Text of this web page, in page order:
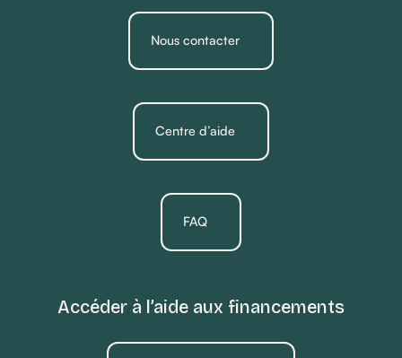
Nous contacter
Centre d’aide
FAQ
Accéder à l’aide aux financements